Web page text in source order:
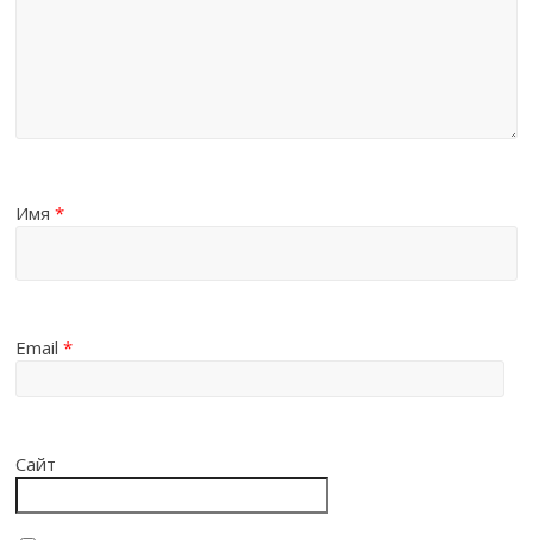
Имя*
Email*
Сайт